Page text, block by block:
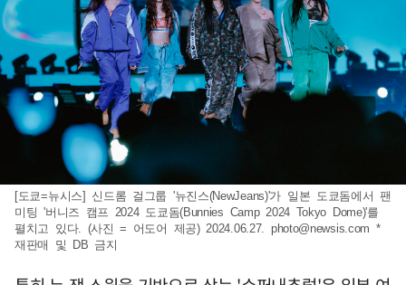
[도쿄=뉴시스] 신드롬 걸그룹 '뉴진스(NewJeans)'가 일본 도쿄돔에서 팬
미팅 '버니즈 캠프 2024 도쿄돔(Bunnies Camp 2024 Tokyo Dome)'를
펼치고 있다. (사진 = 어도어 제공) 2024.06.27. photo@newsis.com *
재판매 및 DB 금지